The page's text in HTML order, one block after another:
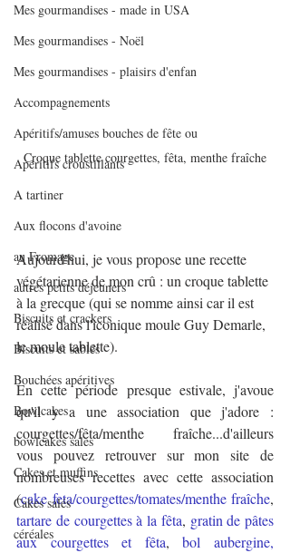
Mes gourmandises - made in USA
Mes gourmandises - Noël
Mes gourmandises - plaisirs d'enfan
Accompagnements
Apéritifs/amuses bouches de fête ou
Apéritifs croustillants
A tartiner
Aux flocons d'avoine
au Fromage
autres petits déjeuners
Biscuits et crackers
Biscuits et sablés
Bouchées apéritives
Bowlcakes
bowlcakes salés
Cakes et muffins
Cakes salés
céréales
Croque tablette courgettes, fêta, menthe fraîche
Aujourd'hui, je vous propose une recette
végétarienne de mon crû : un croque tablette
à la grecque (qui se nomme ainsi car il est
réalisé dans l'iconique moule Guy Demarle,
le moule tablette).
En cette période presque estivale, j'avoue
qu'il y a une association que j'adore :
courgettes/fêta/menthe fraîche...d'ailleurs
vous pouvez retrouver sur mon site de
nombreuses recettes avec cette association
(cake feta/courgettes/tomates/menthe fraîche,
tartare de courgettes à la fêta, gratin de pâtes
aux courgettes et fêta, bol aubergine,